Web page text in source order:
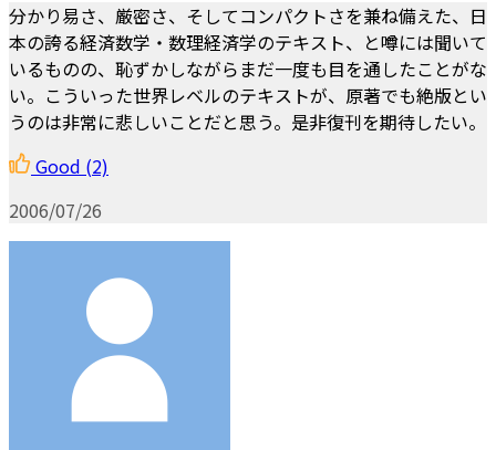
分かり易さ、厳密さ、そしてコンパクトさを兼ね備えた、日
本の誇る経済数学・数理経済学のテキスト、と噂には聞いて
いるものの、恥ずかしながらまだ一度も目を通したことがな
い。こういった世界レベルのテキストが、原著でも絶版とい
うのは非常に悲しいことだと思う。是非復刊を期待したい。
Good (2)
2006/07/26